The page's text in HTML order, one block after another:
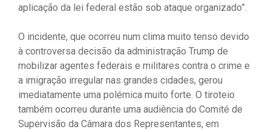
aplicação da lei federal estão sob ataque organizado”.
O incidente, que ocorreu num clima muito tenso devido
à controversa decisão da administração Trump de
mobilizar agentes federais e militares contra o crime e
a imigração irregular nas grandes cidades, gerou
imediatamente uma polémica muito forte. O tiroteio
também ocorreu durante uma audiência do Comité de
Supervisão da Câmara dos Representantes, em